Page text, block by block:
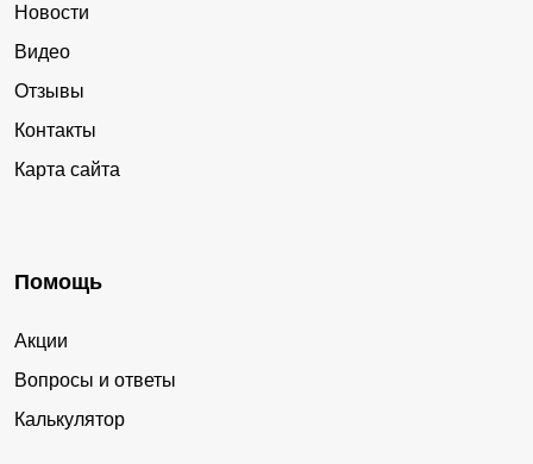
Новости
Видео
Отзывы
Контакты
Карта сайта
Помощь
Акции
Вопросы и ответы
Калькулятор